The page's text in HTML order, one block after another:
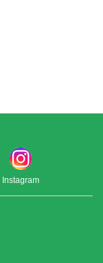
Instagram